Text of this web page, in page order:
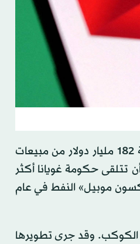
وعلى مدى السنوات الـ15 المقبلة، من المتوقع أن تحقق «إكسون موبيل» وشركاؤها أرباحاً بقيمة 182 مليار دولار من مبيعات
تتلقى حكومة غويانا أكثر
موبيل» النفط في عام
الكوكب. وقد جرى تطويرها